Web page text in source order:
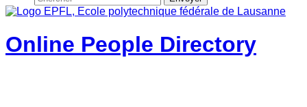
Online People Directory